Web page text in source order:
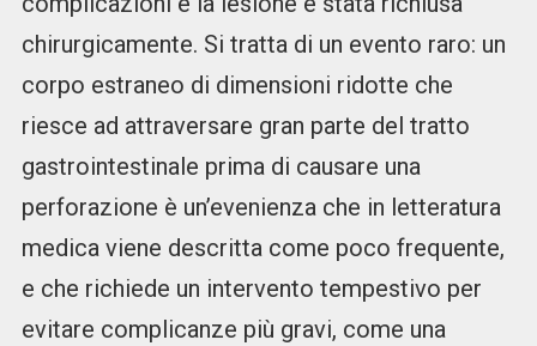
chirurgicamente. Si tratta di un evento raro: un
corpo estraneo di dimensioni ridotte che
riesce ad attraversare gran parte del tratto
gastrointestinale prima di causare una
perforazione è un’evenienza che in letteratura
medica viene descritta come poco frequente,
e che richiede un intervento tempestivo per
evitare complicanze più gravi, come una